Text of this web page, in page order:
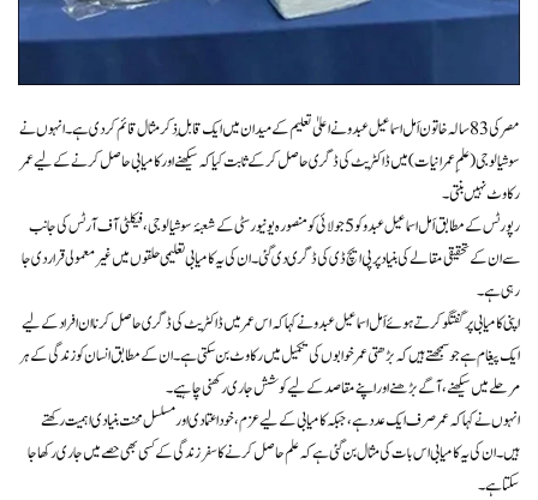
مصر کی 83 سالہ خاتون اَمل اسماعیل عبدو نے اعلیٰ تعلیم کے میدان میں ایک قابلِ ذکر مثال قائم کر دی ہے۔ انہوں نے
سوشیالوجی (علمِ عمرانیات) میں ڈاکٹریٹ کی ڈگری حاصل کر کے ثابت کیا کہ سیکھنے اور کامیابی حاصل کرنے کے لیے عمر
رکاوٹ نہیں بنتی۔
رپورٹس کے مطابق اَمل اسماعیل عبدو کو 5 جولائی کو منصورہ یونیورسٹی کے شعبۂ سوشیالوجی، فیکلٹی آف آرٹس کی جانب
سے ان کے تحقیقی مقالے کی بنیاد پر پی ایچ ڈی کی ڈگری دی گئی۔ ان کی یہ کامیابی تعلیمی حلقوں میں غیرمعمولی قرار دی جا
رہی ہے۔
اپنی کامیابی پر گفتگو کرتے ہوئے اَمل اسماعیل عبدو نے کہا کہ اس عمر میں ڈاکٹریٹ کی ڈگری حاصل کرنا ان افراد کے لیے
ایک پیغام ہے جو سمجھتے ہیں کہ بڑھتی عمر خوابوں کی تکمیل میں رکاوٹ بن سکتی ہے۔ ان کے مطابق انسان کو زندگی کے ہر
مرحلے میں سیکھنے، آگے بڑھنے اور اپنے مقاصد کے لیے کوشش جاری رکھنی چاہیے۔
انہوں نے کہا کہ عمر صرف ایک عدد ہے، جبکہ کامیابی کے لیے عزم، خود اعتمادی اور مسلسل محنت بنیادی اہمیت رکھتے
ہیں۔ ان کی یہ کامیابی اس بات کی مثال بن گئی ہے کہ علم حاصل کرنے کا سفر زندگی کے کسی بھی حصے میں جاری رکھا جا
سکتا ہے۔